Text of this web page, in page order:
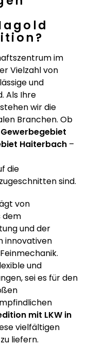
im
Vielzahl von
und
Als Ihre
wir die
Branchen. Ob
Gewerbegebiet
Haiterbach –
die
sind.
von
dem
und der
innovativen
und
sei es für den
mit LKW in
vielfältigen
liefern.